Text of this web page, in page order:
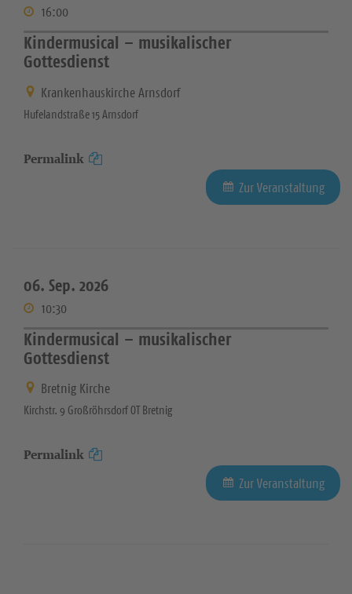
16:00
Kindermusical – musikalischer
Gottesdienst
Krankenhauskirche Arnsdorf
Hufelandstraße 15 Arnsdorf
Permalink
Zur Veranstaltung
06. Sep. 2026
10:30
Kindermusical – musikalischer
Gottesdienst
Bretnig Kirche
Kirchstr. 9 Großröhrsdorf OT Bretnig
Permalink
Zur Veranstaltung